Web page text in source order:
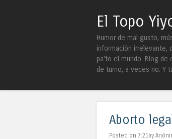
El Topo
Humor de mal gusto,
información irrelevante,
pa'to el mundo. Blog de
de turno, a veces no. Y
Aborto
Posted on 7:21by